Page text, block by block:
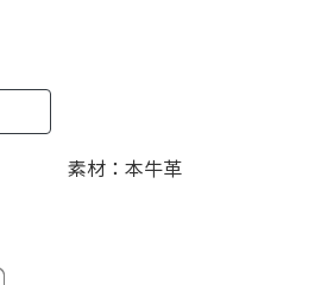
素材：本牛革